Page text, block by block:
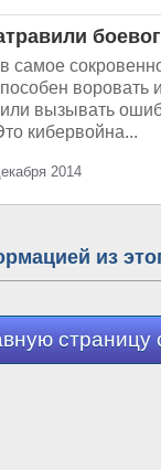
в самое
вызывать
кибервойна...
2014
из
страницу